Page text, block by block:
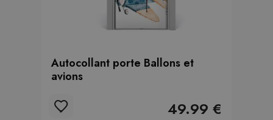
Autocollant porte Ballons et
avions
49.99 €